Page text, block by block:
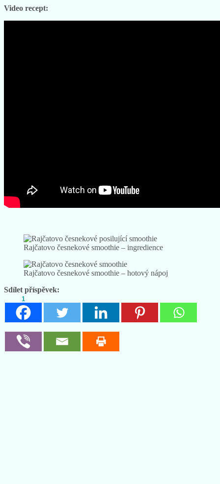
Video recept:
Rajčatovo česnekové smoothie – ingredience
Rajčatovo česnekové smoothie – hotový nápoj
Sdílet příspěvek:
1